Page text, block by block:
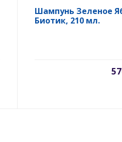
Шампунь Зеленое
Биотик, 210 мл.